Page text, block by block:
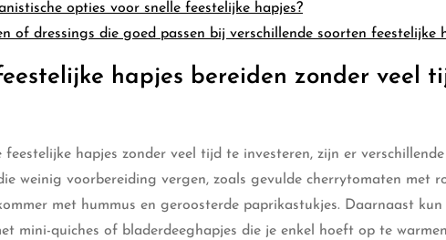
opties voor snelle feestelijke hapjes?
of dressings die goed passen bij verschillende soorten feestelijke
hapjes bereiden zonder veel
hapjes zonder veel tijd te investeren, zijn er
weinig voorbereiding vergen, zoals gevulde cherrytomaten met
met hummus en geroosterde paprikastukjes. Daarnaast
mini-quiches of bladerdeeghapjes die je enkel hoeft op te